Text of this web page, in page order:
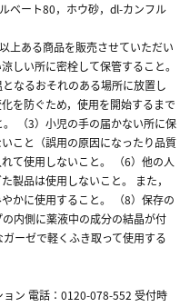
ベート80，ホウ砂，dl-カンフル
上ある商品を販売させていただい
しい所に密栓して保管すること。
なるおそれのある場所に放置し
を防ぐため，使用を開始するまで
（3）小児の手の届かない所に保
こと（誤用の原因になったり品質
て使用しないこと。 （6）他の人
製品は使用しないこと。 また，
かに使用すること。 （8）保存の
内側に薬液中の成分の結晶が付
ーゼで軽くふき取って使用する
ン 電話：0120-078-552 受付時